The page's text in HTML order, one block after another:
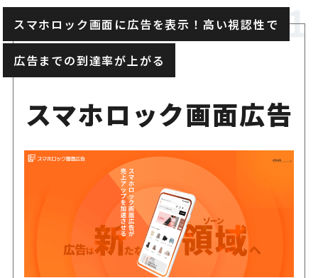
KARTE Message β
多種多様な機能やサービスと
の高い効果的なマーケティン
超高速配信やメッセージ承認
に行える
GMOおみせアプリ
顧客との関係強化や業務効率
ャネルの拡大をサポート
ノーコードでデータの取り込
工、統合、抽出、活用までこ
スマホロック画面に広告を表示！高い視認性で
広告までの到達率が上がる
スマホロック画面広告